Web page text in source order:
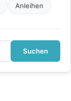
Anleihen
Suchen